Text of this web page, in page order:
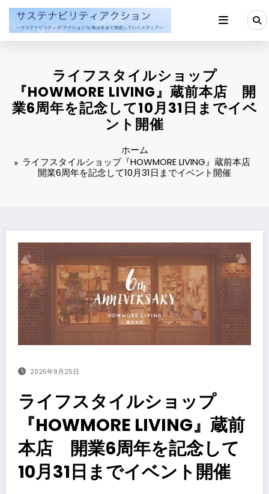
ン
ライフスタイルショップ
『HOWMORE LIVING』蔵前本店 開
業6周年を記念して10月31日までイベ
ント開催
ホーム
ライフスタイルショップ『HOWMORE LIVING』蔵前本店
開業6周年を記念して10月31日までイベント開催
2025年9月25日
ライフスタイルショップ
『HOWMORE LIVING』蔵前
本店 開業6周年を記念して
10月31日までイベント開催